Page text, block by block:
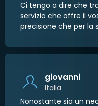
Ci tengo a dire che
servizio che offre il
precisione che per la
giovanni
Italia
Nonostante sia un